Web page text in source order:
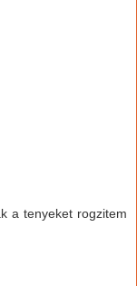
a tenyeket rogzitem